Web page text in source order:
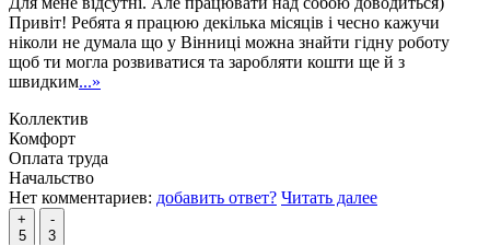
Привіт! Ребята я працюю декілька місяців і чесно кажучи
ніколи не думала що у Вінниці можна знайти гідну роботу
щоб ти могла розвиватися та заробляти кошти ще й з
швидким...»
Коллектив
Комфорт
Оплата труда
Начальство
Нет комментариев: добавить ответ? Читать далее
+
5
-
3